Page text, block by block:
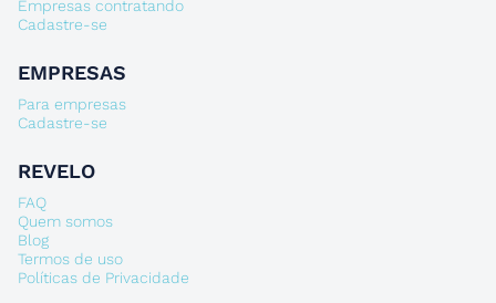
Empresas contratando
Cadastre-se
EMPRESAS
Para empresas
Cadastre-se
REVELO
FAQ
Quem somos
Blog
Termos de uso
Políticas de Privacidade